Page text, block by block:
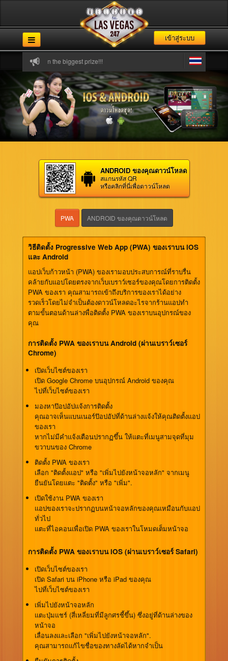
game and win the biggest prize!!!
เข้าสู่ระบบ
ANDROID ของคุณดาวน์โหลด
สแกนรหัส QR
หรือคลิกที่นี่เพื่อดาวน์โหลด
PWA ANDROID ของคุณดาวน์โหลด
วิธีติดตั้ง Progressive Web App (PWA) ของเราบน iOS
และ Android
แอปเว็บก้าวหน้า (PWA) ของเรามอบประสบการณ์ที่ราบรื่น
คล้ายกับแอปโดยตรงจากเว็บเบราว์เซอร์ของคุณโดยการติดตั้ง
PWA ของเรา คุณสามารถเข้าถึงบริการของเราได้อย่าง
รวดเร็วโดยไม่จำเป็นต้องดาวน์โหลดอะไรจากร้านแอปทำ
ตามขั้นตอนด้านล่างพื่อติดตั้ง PWA ของเราบนอุปกรณ์ของ
คุณ
การติดตั้ง PWA ของเราบน Android (ผ่านเบราว์เซอร์
Chrome)
เปิดเว็บไซต์ของเรา
เปิด Google Chrome บนอุปกรณ์ Android ของคุณ
ไปที่เว็บไซต์ของเรา
มองหาป๊อปอัปแจ้งการติดตั้ง
คุณอาจเห็นแบนเนอร์ป๊อปอัปที่ด้านล่างแจ้งให้คุณติดตั้งแอป
ของเรา
หากไม่มีคำแจ้งเตือนปรากฏขึ้น ให้แตะที่เมนูสามจุดที่มุม
ขวาบนของ Chrome
ติดตั้ง PWA ของเรา
เลือก "ติดตั้งแอป" หรือ "เพิ่มไปยังหน้าจอหลัก" จากเมนู
ยืนยันโดยแตะ "ติดตั้ง" หรือ "เพิ่ม".
เปิดใช้งาน PWA ของเรา
แอปของเราจะปรากฏบนหน้าจอหลักของคุณเหมือนกับแอป
ทั่วไป
แตะที่ไอคอนเพื่อเปิด PWA ของเราในโหมดเต็มหน้าจอ
การติดตั้ง PWA ของเราบน iOS (ผ่านเบราว์เซอร์ Safari)
เปิดเว็บไซต์ของเรา
เปิด Safari บน iPhone หรือ iPad ของคุณ
ไปที่เว็บไซต์ของเรา
เพิ่มไปยังหน้าจอหลัก
แตะปุ่มแชร์ (สี่เหลี่ยมที่มีลูกศรชี้ขึ้น) ซึ่งอยู่ที่ด้านล่างของ
หน้าจอ
เลื่อนลงและเลือก "เพิ่มไปยังหน้าจอหลัก".
คุณสามารถแก้ไขชื่อของทางลัดได้หากจำเป็น